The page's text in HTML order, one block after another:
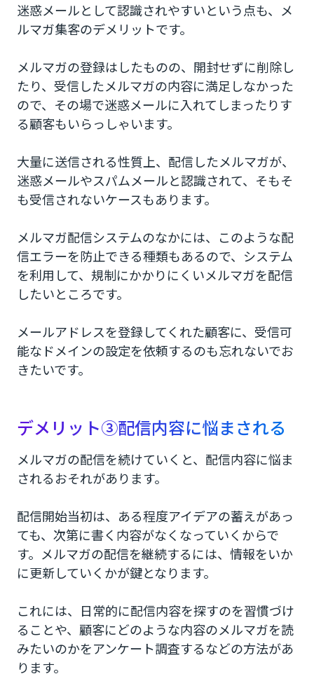
迷惑メールとして認識されやすいという点も、メ
ルマガ集客のデメリットです。
メルマガの登録はしたものの、開封せずに削除し
たり、受信したメルマガの内容に満足しなかった
ので、その場で迷惑メールに入れてしまったりす
る顧客もいらっしゃいます。
大量に送信される性質上、配信したメルマガが、
迷惑メールやスパムメールと認識されて、そもそ
も受信されないケースもあります。
メルマガ配信システムのなかには、このような配
信エラーを防止できる種類もあるので、システム
を利用して、規制にかかりにくいメルマガを配信
したいところです。
メールアドレスを登録してくれた顧客に、受信可
能なドメインの設定を依頼するのも忘れないでお
きたいです。
デメリット③配信内容に悩まされる
メルマガの配信を続けていくと、配信内容に悩ま
されるおそれがあります。
配信開始当初は、ある程度アイデアの蓄えがあっ
ても、次第に書く内容がなくなっていくからで
す。メルマガの配信を継続するには、情報をいか
に更新していくかが鍵となります。
これには、日常的に配信内容を探すのを習慣づけ
ることや、顧客にどのような内容のメルマガを読
みたいのかをアンケート調査するなどの方法があ
ります。